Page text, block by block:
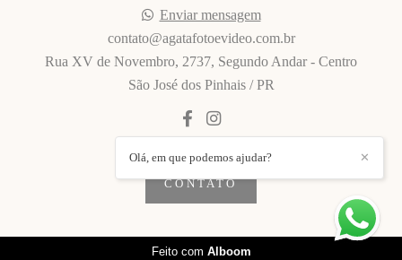
Enviar mensagem
contato@agatafotoevideo.com.br
Rua XV de Novembro, 2737, Segundo Andar - Centro
São José dos Pinhais / PR
CONTATO
✕
Olá, em que podemos ajudar?
Feito com Alboom